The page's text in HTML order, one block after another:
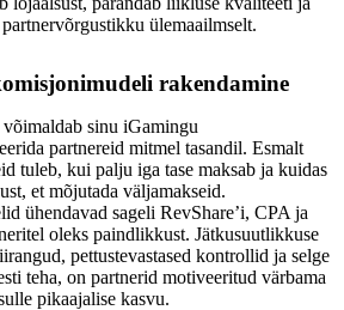
ülemaailmselt.
rakendamine
sinu iGamingu
partnereid mitmel tasandil. Esmalt
tuleb, kui palju iga tase maksab ja kuidas
et mõjutada väljamakseid.
ühendavad sageli RevShare’i, CPA ja
oleks paindlikkust. Jätkusuutlikkuse
pettustevastased kontrollid ja selge
teha, on partnerid motiveeritud värbama
pikaajalise kasvu.